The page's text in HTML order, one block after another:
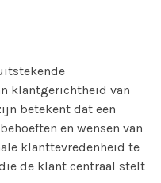
klantgerichtheid van
betekent dat een
en wensen van
klanttevredenheid te
de klant centraal stelt